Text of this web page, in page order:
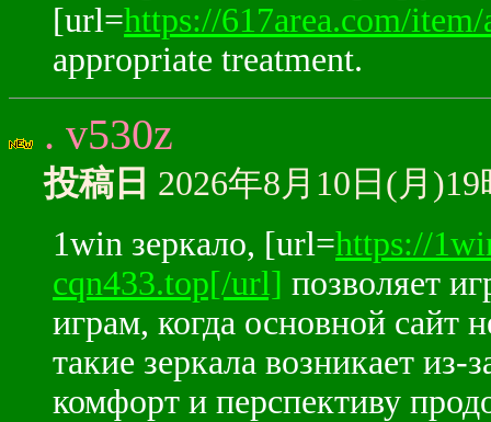
[url=https://617area.com/
appropriate treatment.
. v530z
投稿日 2026年8月10日(月
1win зеркало, [url=https://
cqn433.top[/url] позволяет
играм, когда основной сайт
такие зеркала возникает
комфорт и перспективу